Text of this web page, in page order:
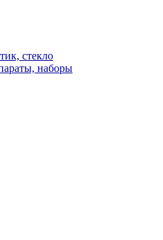
стекло
наборы